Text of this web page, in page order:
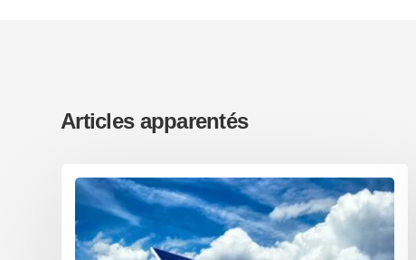
Articles apparentés